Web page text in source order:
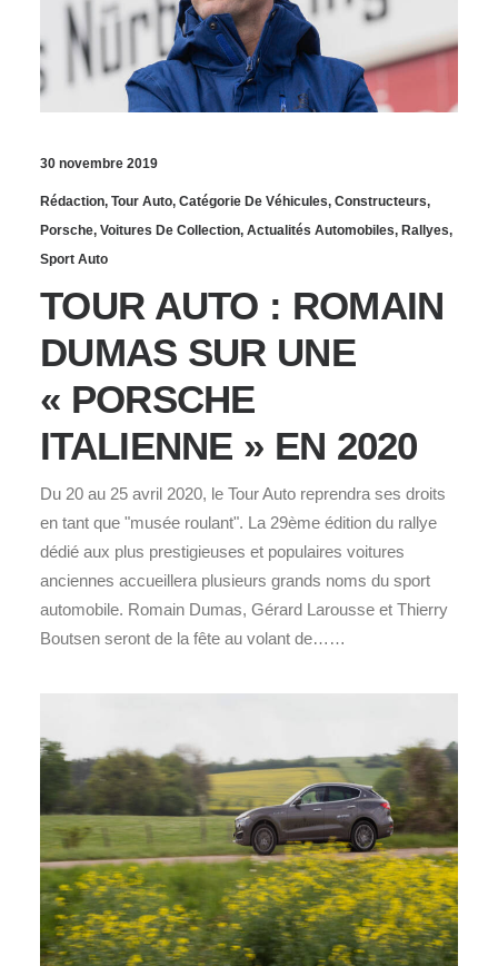
30 novembre 2019
Rédaction, Tour Auto, Catégorie De Véhicules, Constructeurs,
Porsche, Voitures De Collection, Actualités Automobiles, Rallyes,
Sport Auto
TOUR AUTO : ROMAIN
DUMAS SUR UNE
« PORSCHE
ITALIENNE » EN 2020
Du 20 au 25 avril 2020, le Tour Auto reprendra ses droits
en tant que "musée roulant". La 29ème édition du rallye
dédié aux plus prestigieuses et populaires voitures
anciennes accueillera plusieurs grands noms du sport
automobile. Romain Dumas, Gérard Larousse et Thierry
Boutsen seront de la fête au volant de……